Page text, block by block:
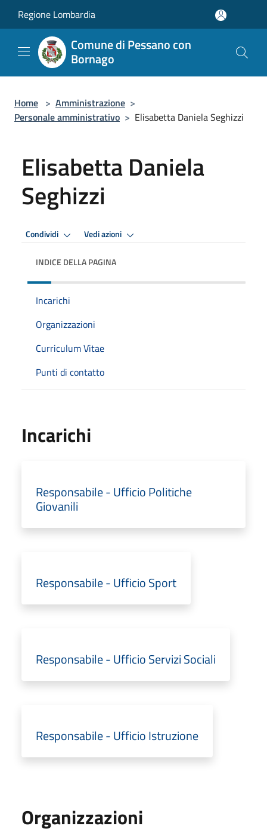
Regione Lombardia
Comune di Pessano con
Bornago
Home > Amministrazione >
Personale amministrativo > Elisabetta Daniela Seghizzi
Elisabetta Daniela
Seghizzi
Condividi Vedi azioni
INDICE DELLA PAGINA
Incarichi
Organizzazioni
Curriculum Vitae
Punti di contatto
Incarichi
Responsabile - Ufficio Politiche
Giovanili
Responsabile - Ufficio Sport
Responsabile - Ufficio Servizi Sociali
Responsabile - Ufficio Istruzione
Organizzazioni